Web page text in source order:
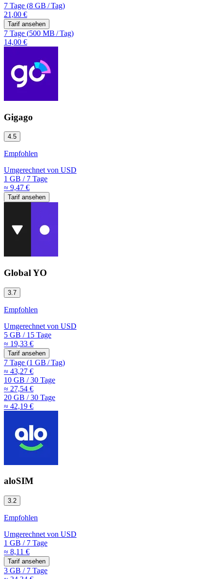
7 Tage (8 GB /Tag)
21,00 €
Tarif ansehen
7 Tage (500 MB /Tag)
14,00 €
Gigago
4.5
Empfohlen
Umgerechnet von USD
1 GB /7 Tage
≈ 9,47 €
Tarif ansehen
Global YO
3.7
Empfohlen
Umgerechnet von USD
5 GB /15 Tage
≈ 19,33 €
Tarif ansehen
7 Tage (1 GB /Tag)
≈ 43,27 €
10 GB /30 Tage
≈ 27,54 €
20 GB /30 Tage
≈ 42,19 €
aloSIM
3.2
Empfohlen
Umgerechnet von USD
1 GB /7 Tage
≈ 8,11 €
Tarif ansehen
3 GB /7 Tage